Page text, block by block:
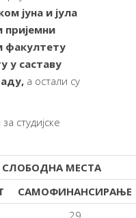
јуна и јула
пријемни
факултету
у саставу
, а остали су
студијске
СЛОБОДНА МЕСТА
САМОФИНАНСИРАЊЕ